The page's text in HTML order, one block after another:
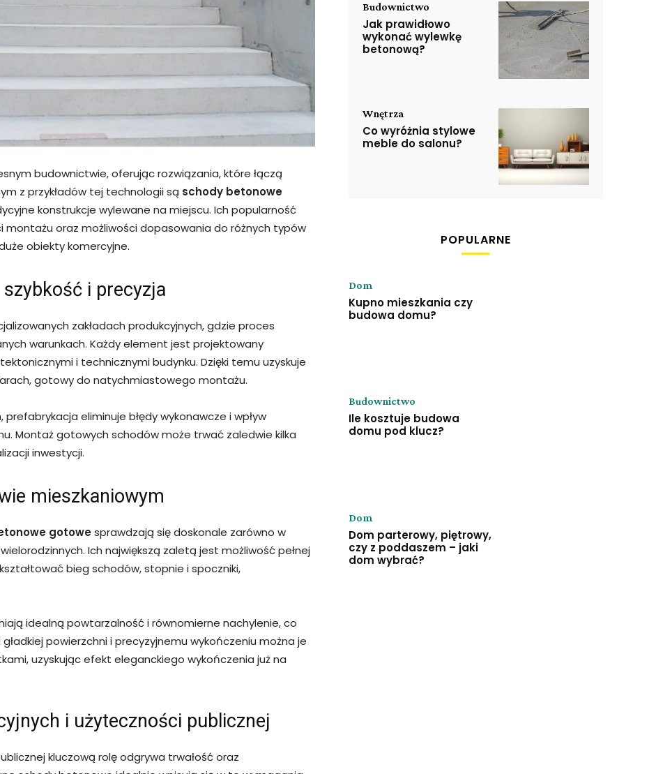
budownictwie, oferując rozwiązania, które łączą
z przykładów tej technologii są schody betonowe
konstrukcje wylewane na miejscu. Ich popularność
montażu oraz możliwości dopasowania do różnych typów
obiekty komercyjne.
i precyzja
zakładach produkcyjnych, gdzie proces
warunkach. Każdy element jest projektowany
i technicznymi budynku. Dzięki temu uzyskuje
gotowy do natychmiastowego montażu.
eliminuje błędy wykonawcze i wpływ
Montaż gotowych schodów może trwać zaledwie kilka
inwestycji.
mieszkaniowym
gotowesprawdzają się doskonale zarówno w
Ich największą zaletą jest możliwość pełnej
bieg schodów, stopnie i spoczniki,
idealną powtarzalność i równomierne nachylenie, co
powierzchni i precyzyjnemu wykończeniu można je
uzyskując efekt eleganckiego wykończenia już na
i użyteczności publicznej
kluczową rolę odgrywa trwałość oraz
Budownictwo
Jak prawidłowo
wykonać wylewkę
betonową?
Wnętrza
Co wyróżnia stylowe
meble do salonu?
POPULARNE
Dom
Kupno mieszkania czy
budowa domu?
Budownictwo
Ile kosztuje budowa
domu pod klucz?
Dom
Dom parterowy, piętrowy,
czy z poddaszem – jaki
dom wybrać?